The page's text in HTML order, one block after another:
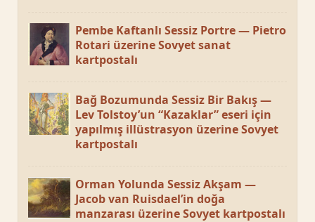
Pembe Kaftanlı Sessiz Portre — Pietro
Rotari üzerine Sovyet sanat
kartpostalı
Bağ Bozumunda Sessiz Bir Bakış —
Lev Tolstoy’un “Kazaklar” eseri için
yapılmış illüstrasyon üzerine Sovyet
kartpostalı
Orman Yolunda Sessiz Akşam —
Jacob van Ruisdael’in doğa
manzarası üzerine Sovyet kartpostalı